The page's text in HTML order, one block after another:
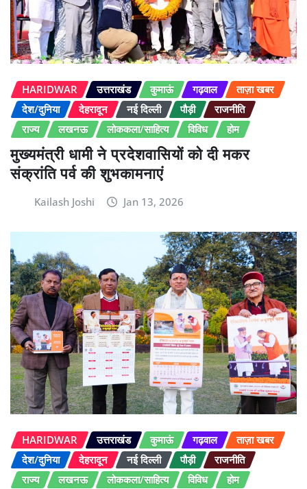
HARIDWAR उत्तराखंड कुमाऊं गढ़वाल
ताज़ा खबर
देश/दुनिया
देहरादून नई दिल्ली पौड़ी
राजनीति
राज्य
लखनऊ लोककला/साहित्य विविध होम
मुख्यमंत्री धामी ने प्रदेशवासियों को दी मकर
संक्रांति पर्व की शुभकामनाएं
Kailash Joshi Jan 13, 2026
HARIDWAR उत्तराखंड कुमाऊं गढ़वाल
ताज़ा खबर
देश/दुनिया
देहरादून नई दिल्ली पौड़ी
राजनीति
राज्य
लखनऊ लोककला/साहित्य विविध होम